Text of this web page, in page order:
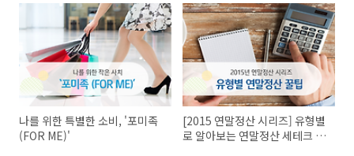
나를 위한 특별한 소비, '포미족
(FOR ME)'
[2015 연말정산 시리즈] 유형별
로 알아보는 연말정산 세테크 방